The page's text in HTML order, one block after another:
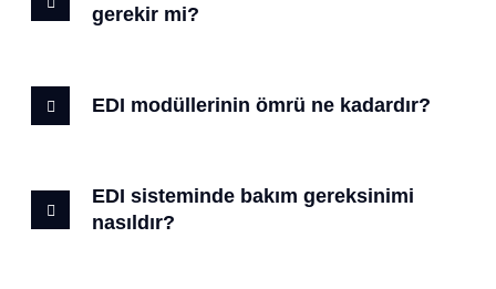
gerekir mi?
EDI modüllerinin ömrü ne kadardır?
EDI sisteminde bakım gereksinimi
nasıldır?